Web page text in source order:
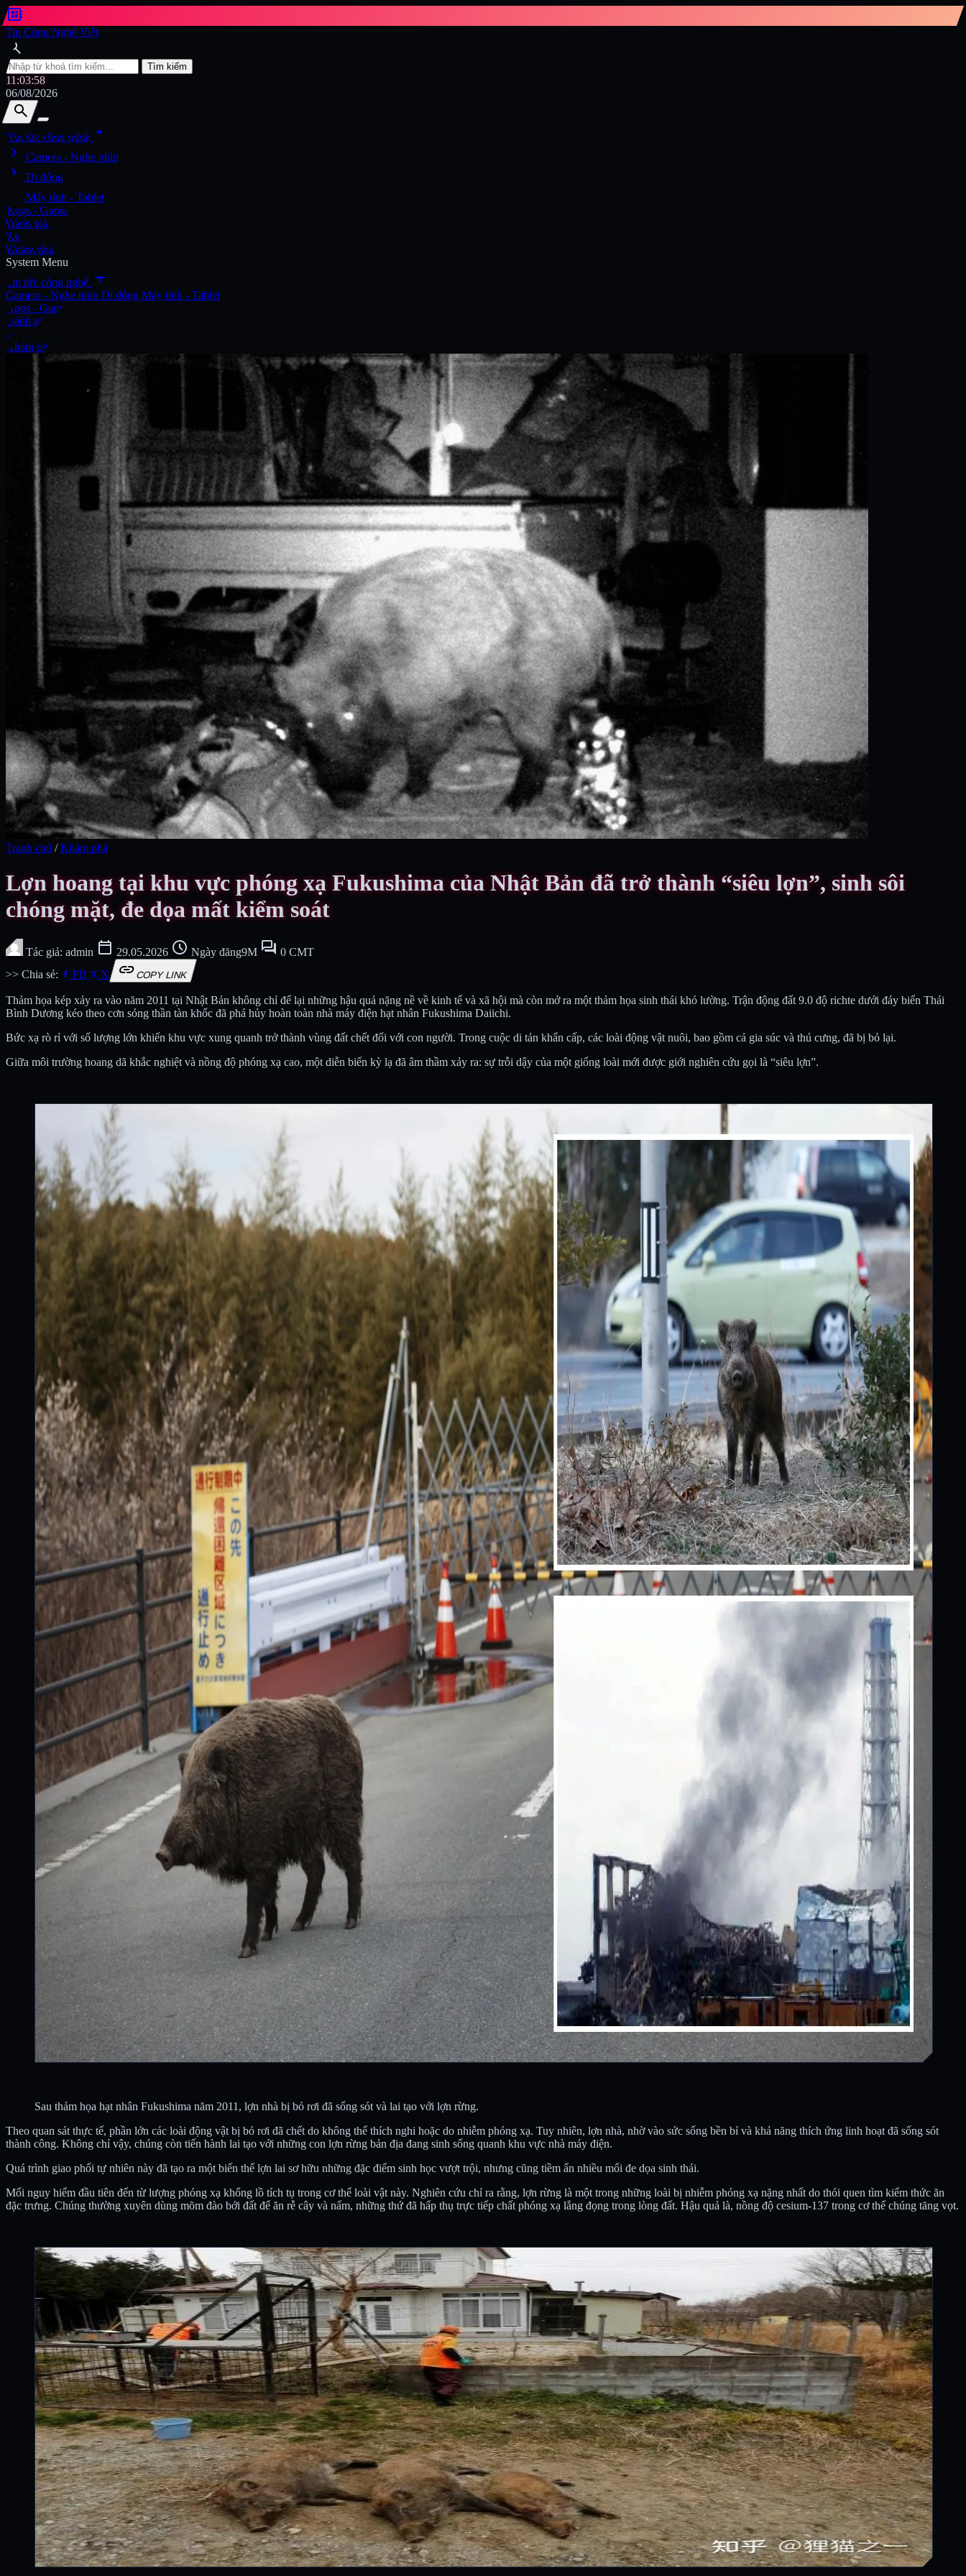
developer_board
Tin Công Nghệ Việt
search
Tìm kiếm
11:04:00
06/08/2026
search
search
Tin tức công nghệarrow_drop_down
chevron_right
Camera - Nghe nhìn
chevron_right Di động
Máy tính - Tablet
Apps - Game
Đánh giá
Xe
Khám phá
System Menu
Tin tức công nghệ add
Camera - Nghe nhìn Di động Máy tính - Tablet
Apps - Game
Đánh giá
Xe
Khám phá
Tranh chủ / Khám phá
Lợn hoang tại khu vực phóng xạ Fukushima của Nhật Bản đã trở thành “siêu lợn”, sinh sôi
chóng mặt, đe dọa mất kiểm soát
Tác giả: admin calendar_today 29.05.2026 schedule Ngày đăng9M forum 0 CMT
>> Chia sẻ:
FB X linkCOPY LINK
Thảm họa kép xảy ra vào năm 2011 tại Nhật Bản không chỉ để lại những hậu quả nặng nề về kinh tế và xã hội mà còn mở ra một thảm họa sinh thái khó lường. Trận động đất 9.0 độ richte dưới đáy biển Thái
Bình Dương kéo theo cơn sóng thần tàn khốc đã phá hủy hoàn toàn nhà máy điện hạt nhân Fukushima Daiichi.
Bức xạ rò rỉ với số lượng lớn khiến khu vực xung quanh trở thành vùng đất chết đối với con người. Trong cuộc di tản khẩn cấp, các loài động vật nuôi, bao gồm cả gia súc và thú cưng, đã bị bỏ lại.
Giữa môi trường hoang dã khắc nghiệt và nồng độ phóng xạ cao, một diễn biến kỳ lạ đã âm thầm xảy ra: sự trỗi dậy của một giống loài mới được giới nghiên cứu gọi là “siêu lợn”.
Sau thảm họa hạt nhân Fukushima năm 2011, lợn nhà bị bỏ rơi đã sống sót và lai tạo với lợn rừng.
Theo quan sát thực tế, phần lớn các loài động vật bị bỏ rơi đã chết do không thể thích nghi hoặc do nhiễm phóng xạ. Tuy nhiên, lợn nhà, nhờ vào sức sống bền bỉ và khả năng thích ứng linh hoạt đã sống sót
thành công. Không chỉ vậy, chúng còn tiến hành lai tạo với những con lợn rừng bản địa đang sinh sống quanh khu vực nhà máy điện.
Quá trình giao phối tự nhiên này đã tạo ra một biến thể lợn lai sơ hữu những đặc điểm sinh học vượt trội, nhưng cũng tiềm ẩn nhiều mối đe dọa sinh thái.
Mối nguy hiểm đầu tiên đến từ lượng phóng xạ khổng lồ tích tụ trong cơ thể loài vật này. Nghiên cứu chỉ ra rằng, lợn rừng là một trong những loài bị nhiễm phóng xạ nặng nhất do thói quen tìm kiếm thức ăn
đặc trưng. Chúng thường xuyên dùng mõm đào bới đất để ăn rễ cây và nấm, những thứ đã hấp thụ trực tiếp chất phóng xạ lắng đọng trong lòng đất. Hậu quả là, nồng độ cesium-137 trong cơ thể chúng tăng vọt.